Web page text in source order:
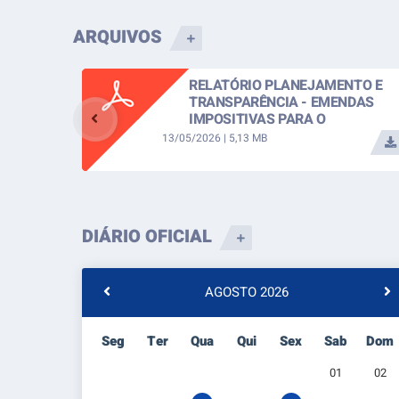
ARQUIVOS
RELATÓRIO PLANEJAMENTO E
TRANSPARÊNCIA - EMENDAS
IMPOSITIVAS PARA O
EXERCÍCIO...
13/05/2026 | 5,13 MB
DIÁRIO OFICIAL
AGOSTO 2026
Seg Ter Qua Qui Sex Sab Dom
01
02